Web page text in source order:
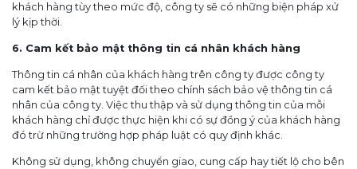
khách hàng tùy theo mức độ, công ty sẽ có những biện pháp xử
lý kịp thời.
6. Cam kết bảo mật thông tin cá nhân khách hàng
Thông tin cá nhân của khách hàng trên công ty được công ty
cam kết bảo mật tuyệt đối theo chính sách bảo vệ thông tin cá
nhân của công ty. Việc thu thập và sử dụng thông tin của mỗi
khách hàng chỉ được thực hiện khi có sự đồng ý của khách hàng
đó trừ những trường hợp pháp luật có quy định khác.
Không sử dụng, không chuyển giao, cung cấp hay tiết lộ cho bên